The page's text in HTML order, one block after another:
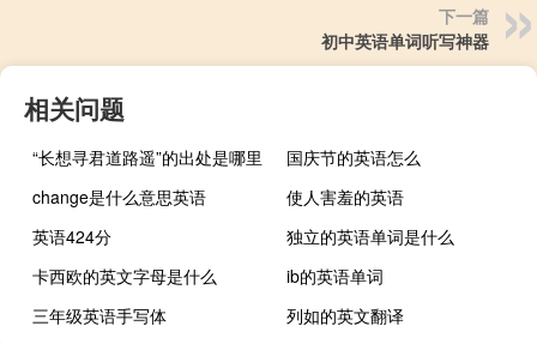
下一篇
初中英语单词听写神器
相关问题
“长想寻君道路遥”的出处是哪里
国庆节的英语怎么
change是什么意思英语
使人害羞的英语
英语424分
独立的英语单词是什么
卡西欧的英文字母是什么
ib的英语单词
三年级英语手写体
列如的英文翻译